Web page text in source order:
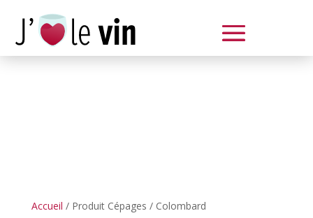
Accueil / Produit Cépages / Colombard